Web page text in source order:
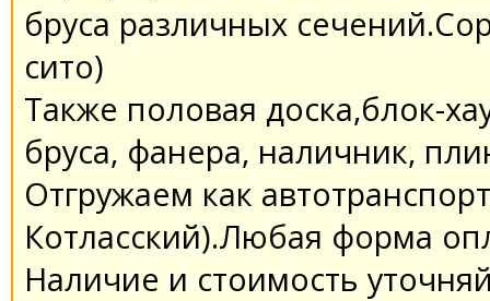
бруса различных
сито)
Также половая доска,блок-
бруса, фанера, наличник,
Отгружаем как
Котласский).Любая форма
Наличие и стоимость